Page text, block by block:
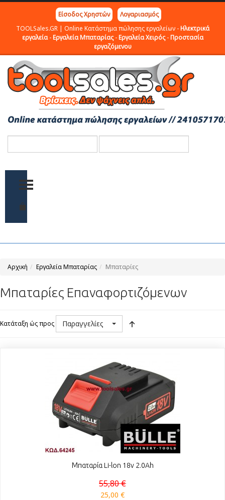
Είσοδος Χρηστών
Λογαριασμός
TOOLSales.GR | Online Κατάστημα πώλησης εργαλείων -Ηλεκτρικά
εργαλεία-Εργαλεία Μπαταρίας-Εργαλεία Χειρός-Προστασία
εργαζόμενου
TOGGLE MENU
Αρχική Εργαλεία Μπαταρίας Μπαταρίες
Μπαταρίες Επαναφορτιζόμενων
Κατάταξη ώς προς Παραγγελίες
Μπαταρία Li-lon 18v 2.0Ah
55,80 €
25,00 €